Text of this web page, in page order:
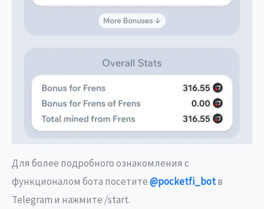
Для более подробного ознакомления с
функционалом бота посетите@pocketfi_botв
Telegram и нажмите /start.